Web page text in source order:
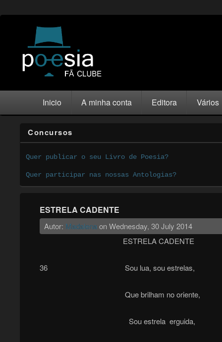
Inicio A minha conta Editora Vários
Concursos
Quer publicar o seu Livro de Poesia?
Quer participar nas nossas Antologias?
ESTRELA CADENTE
Autor: Madalenaon Wednesday, 30 July 2014
ESTRELA CADENTE
36 Sou lua, sou estrelas,
Que brilham no oriente,
Sou estrela erguida,